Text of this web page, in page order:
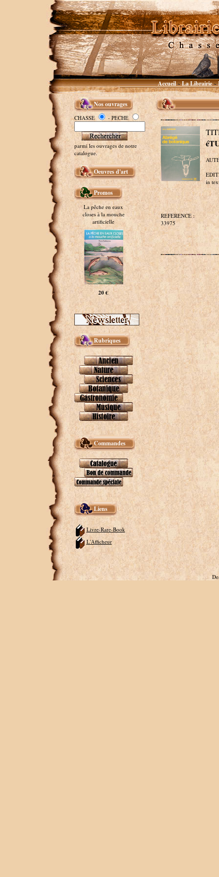
Accueil~La Librairie~
Nos ouvrages
CHASSE - PECHE
parmi les ouvrages de notre
catalogue.
Oeuvres d'art
Promos
La pêche en eaux
closes à la mouche
artificielle
20 €
Rubriques
Commandes
Liens
Livre-Rare-Book
L'Afficheur
in
REFERENCE :
33975